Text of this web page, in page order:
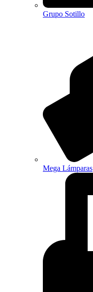
Grupo Sotillo
Mega Lámparas